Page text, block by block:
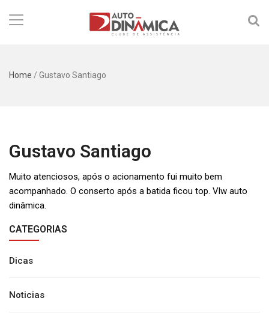
Home / Gustavo Santiago
Gustavo Santiago
Muito atenciosos, após o acionamento fui muito bem
acompanhado. O conserto após a batida ficou top. Vlw auto
dinâmica.
CATEGORIAS
Dicas
Noticias